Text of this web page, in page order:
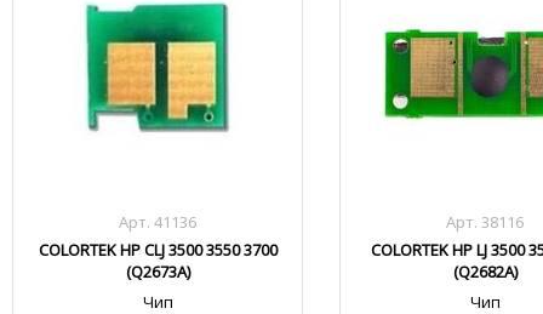
Арт. 41136
COLORTEK HP CLJ 3500 3550 3700
(Q2673A)
Чип
Арт. 38116
COLORTEK HP LJ 3500
(Q2682A)
Чип